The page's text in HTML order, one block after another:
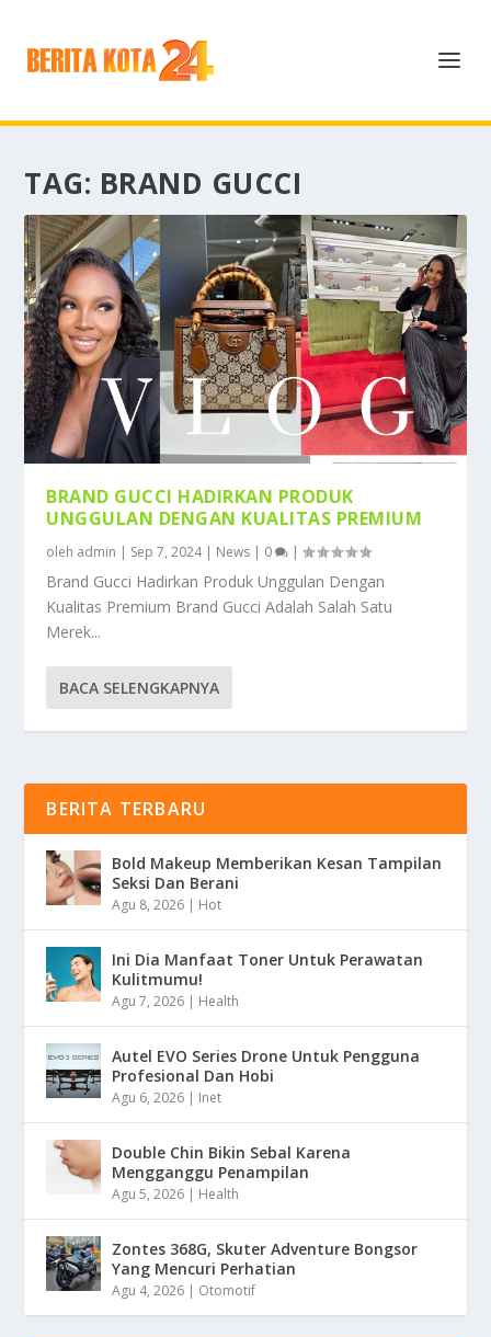
TAG: BRAND GUCCI
BRAND GUCCI HADIRKAN PRODUK
UNGGULAN DENGAN KUALITAS PREMIUM
oleh admin | Sep 7, 2024| News | 0 |
Brand Gucci Hadirkan Produk Unggulan Dengan
Kualitas Premium Brand Gucci Adalah Salah Satu
Merek...
BACA SELENGKAPNYA
BERITA TERBARU
Bold Makeup Memberikan Kesan Tampilan
Seksi Dan Berani
Agu 8, 2026 | Hot
Ini Dia Manfaat Toner Untuk Perawatan
Kulitmumu!
Agu 7, 2026 | Health
Autel EVO Series Drone Untuk Pengguna
Profesional Dan Hobi
Agu 6, 2026 | Inet
Double Chin Bikin Sebal Karena
Mengganggu Penampilan
Agu 5, 2026 | Health
Zontes 368G, Skuter Adventure Bongsor
Yang Mencuri Perhatian
Agu 4, 2026 | Otomotif